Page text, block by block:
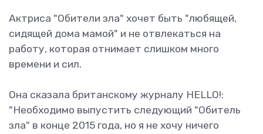
Актриса "Обители зла" хочет быть "любящей,
сидящей дома мамой" и не отвлекаться на
работу, которая отнимает слишком много
времени и сил.
Она сказала британскому журналу HELLO!:
"Необходимо выпустить следующий "Обитель
зла" в конце 2015 года, но я не хочу ничего